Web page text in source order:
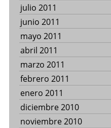
julio 2011
junio 2011
mayo 2011
abril 2011
marzo 2011
febrero 2011
enero 2011
diciembre 2010
noviembre 2010